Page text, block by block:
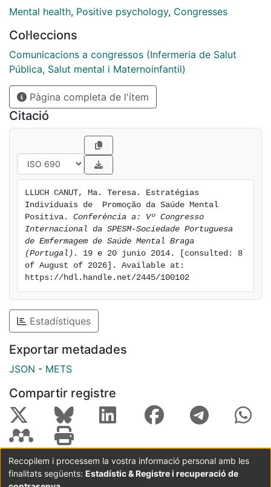
Mental health, Positive psychology, Congresses
Col·leccions
Comunicacions a congressos (Infermeria de Salut
Pública, Salut mental i Maternoinfantil)
Pàgina completa de l'ítem
Citació
LLUCH CANUT, Ma. Teresa. Estratégias
Individuais de  Promoção da Saúde Mental
Positiva. Conferència a: Vº Congresso
Internacional da SPESM-Sociedade Portuguesa
de Emfermagem de Saúde Mental Braga
(Portugal) . 19 e 20 junio 2014. [consulted: 8
of August of 2026]. Available at:
https://hdl.handle.net/2445/100102
Estadístiques
Exportar metadades
JSON - METS
Compartir registre
Coordinació:CRAI UB Avís legal
Metadades
subjectes a:
Recopilem i processem la vostra informació personal amb les
finalitats següents: Estadístic & Registre i recuperació de